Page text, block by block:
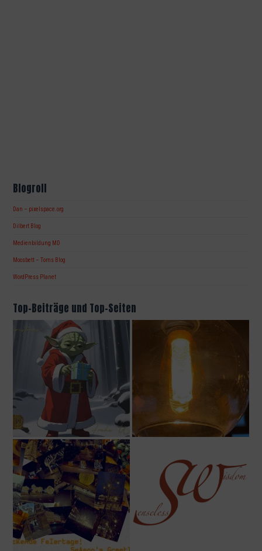
Blogroll
Dan – pixelspace.org
Dilbert Blog
Medienbildung MD
Moosbett – Toms Blog
WordPress Planet
Top-Beiträge und Top-Seiten